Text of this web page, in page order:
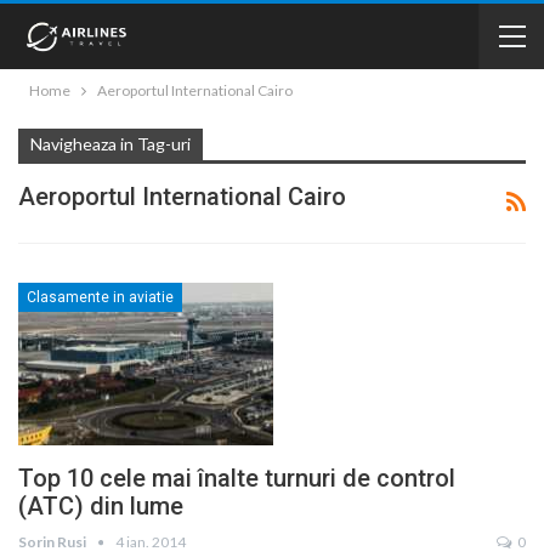
Home Aeroportul International Cairo
Navigheaza in Tag-uri
Aeroportul International Cairo
Clasamente in aviatie
Top 10 cele mai înalte turnuri de control
(ATC) din lume
Sorin Rusi 4 ian. 2014 0